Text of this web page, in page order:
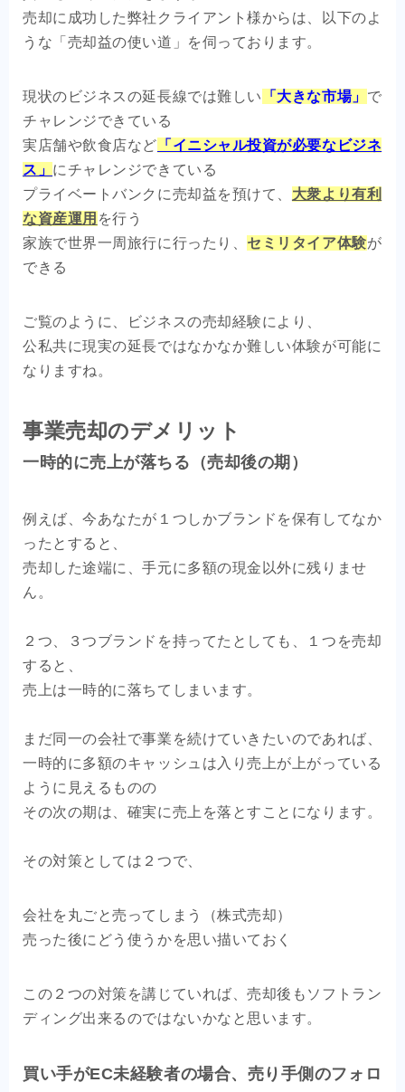
売却に成功した弊社クライアント様からは、以下のよ
うな「売却益の使い道」を伺っております。
現状のビジネスの延長線では難しい 「大きな市場」 で
チャレンジできている
実店舗や飲食店など 「イニシャル投資が必要なビジネ
ス」 にチャレンジできている
プライベートバンクに売却益を預けて、 大衆より有利
な資産運用 を行う
家族で世界一周旅行に行ったり、 セミリタイア体験が
できる
ご覧のように、ビジネスの売却経験により、
公私共に現実の延長ではなかなか難しい体験が可能に
なりますね。
事業売却のデメリット
一時的に売上が落ちる（売却後の期）
例えば、今あなたが１つしかブランドを保有してなか
ったとすると、
売却した途端に、手元に多額の現金以外に残りませ
ん。
２つ、３つブランドを持ってたとしても、１つを売却
すると、
売上は一時的に落ちてしまいます。
まだ同一の会社で事業を続けていきたいのであれば、
一時的に多額のキャッシュは入り売上が上がっている
ように見えるものの
その次の期は、確実に売上を落とすことになります。
その対策としては２つで、
会社を丸ごと売ってしまう（株式売却）
売った後にどう使うかを思い描いておく
この２つの対策を講じていれば、売却後もソフトラン
ディング出来るのではないかなと思います。
買い手がEC未経験者の場合、売り手側のフォロ